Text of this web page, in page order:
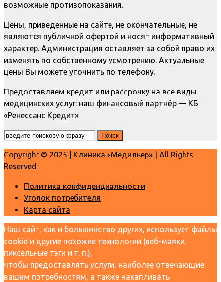
возможные противопоказания.
Цены, приведенные на сайте, не окончательные, не
являются публичной офертой и носят информативный
характер. Администрация оставляет за собой право их
изменять по собственному усмотрению. Актуальные
цены Вы можете уточнить по телефону.
Предоставляем кредит или рассрочку на все виды
медицинских услуг: наш финансовый партнёр — КБ
«Ренессанс Кредит»
Copyright © 2025 | Клиника «Медильер» | All Rights
Reserved
Политика конфиденциальности
Уголок потребителя
Карта сайта
Наш сайт, как и большинство других, использует файлы
cookie и другие похожие технологии (веб-маяки,
пиксельные тэги и т. п.),
чтобы предоставлять услуги, наиболее отвечающие
вашим потребностям, а также накапливать